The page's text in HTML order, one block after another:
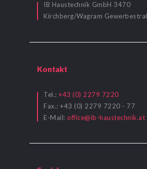
IB Haustechnik GmbH 3470
Kirchberg/Wagram
Kontakt
Tel.: +43 (0) 2279 7220
Fax.: +43 (0) 2279 7220 - 77
E-Mail: office@ib-haustechnik.at